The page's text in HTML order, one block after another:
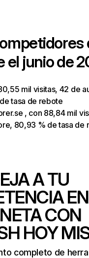
el junio de
mil visitas, 42 de
tasa de rebote
, con 88,84 mil
80,93 % de tasa de
A TU
CON
HOY
completo de